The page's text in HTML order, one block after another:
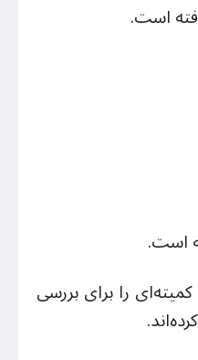
است.
است.
را برای بررسی